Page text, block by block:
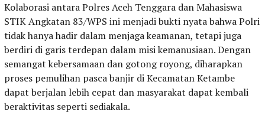
Kolaborasi antara Polres Aceh Tenggara dan Mahasiswa
STIK Angkatan 83/WPS ini menjadi bukti nyata bahwa Polri
tidak hanya hadir dalam menjaga keamanan, tetapi juga
berdiri di garis terdepan dalam misi kemanusiaan. Dengan
semangat kebersamaan dan gotong royong, diharapkan
proses pemulihan pasca banjir di Kecamatan Ketambe
dapat berjalan lebih cepat dan masyarakat dapat kembali
beraktivitas seperti sediakala.